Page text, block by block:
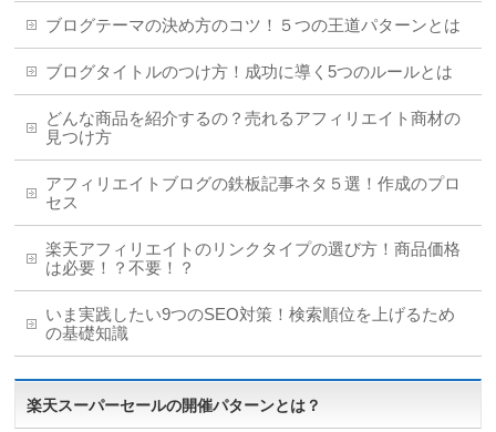
ブログテーマの決め方のコツ！５つの王道パターンとは
ブログタイトルのつけ方！成功に導く5つのルールとは
どんな商品を紹介するの？売れるアフィリエイト商材の
見つけ方
アフィリエイトブログの鉄板記事ネタ５選！作成のプロ
セス
楽天アフィリエイトのリンクタイプの選び方！商品価格
は必要！？不要！？
いま実践したい9つのSEO対策！検索順位を上げるため
の基礎知識
楽天スーパーセールの開催パターンとは？